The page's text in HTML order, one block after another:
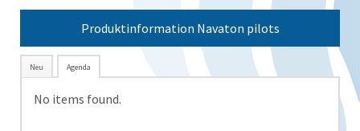
Produktinformation Navaton pilots
Neu Agenda
No items found.